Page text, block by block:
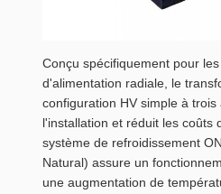
Conçu spécifiquement pour
d'alimentation radiale, le
configuration HV simple à
l'installation et réduit les coûts
système de refroidissement
Natural) assure un
une augmentation de